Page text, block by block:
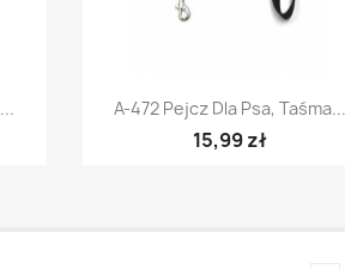
Szybki podgląd
A-472 Pejcz Dla Psa, Taśma...
15,99 zł